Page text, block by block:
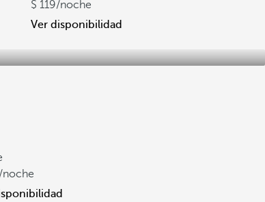
119/noche
Ver disponibilidad
/noche